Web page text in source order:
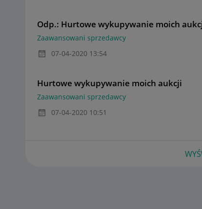
Odp.: Hurtowe wykupywanie moich
Zaawansowani sprzedawcy
‎07-04-2020 13:54
Hurtowe wykupywanie moich aukcji
Zaawansowani sprzedawcy
‎07-04-2020 10:51